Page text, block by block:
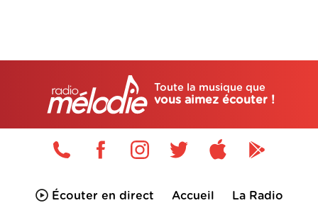
Toute la musique que
vous aimez écouter !
Écouter en direct Accueil La Radio